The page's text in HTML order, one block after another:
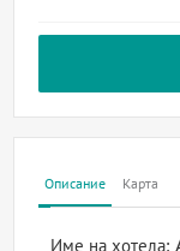
Описание Карта
Име на хотела: